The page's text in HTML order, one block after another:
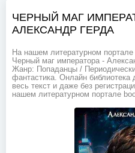
ЧЕРНЫЙ МАГ
АЛЕКСАНДР ГЕРДА
На нашем литературном
Черный маг императора -
Жанр: Попаданцы /
фантастика. Онлайн библиотека
весь текст и даже без
нашем литературном портале